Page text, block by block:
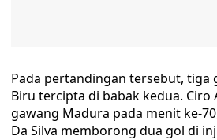
Pada pertandingan tersebut, tiga
Biru tercipta di babak kedua. Ciro
gawang Madura pada menit ke-
Da Silva memborong dua gol di